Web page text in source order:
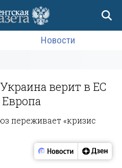
Новости
верит в ЕС
переживает «кризис